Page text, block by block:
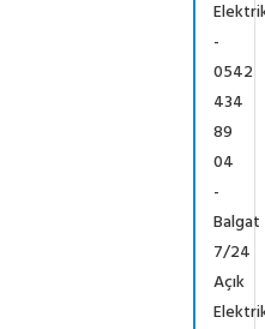
-
0542
434
89
04
-
Balgat
7/24
Açık